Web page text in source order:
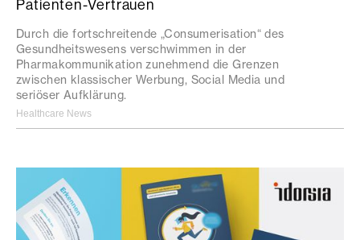
Patienten-Vertrauen
Durch die fortschreitende „Consumerisation“ des
Gesundheitswesens verschwimmen in der
Pharmakommunikation zunehmend die Grenzen
zwischen klassischer Werbung, Social Media und
seriöser Aufklärung.
Healthcare News